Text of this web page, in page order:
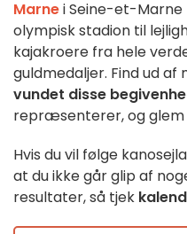
Marnei Seine-et-
olympisk stadion til
kajakroere fra hele
guldmedaljer. Find ud af
vundet disse
repræsenterer, og glem
Hvis du vil følge
at du ikke går glip af
resultater, så tjek